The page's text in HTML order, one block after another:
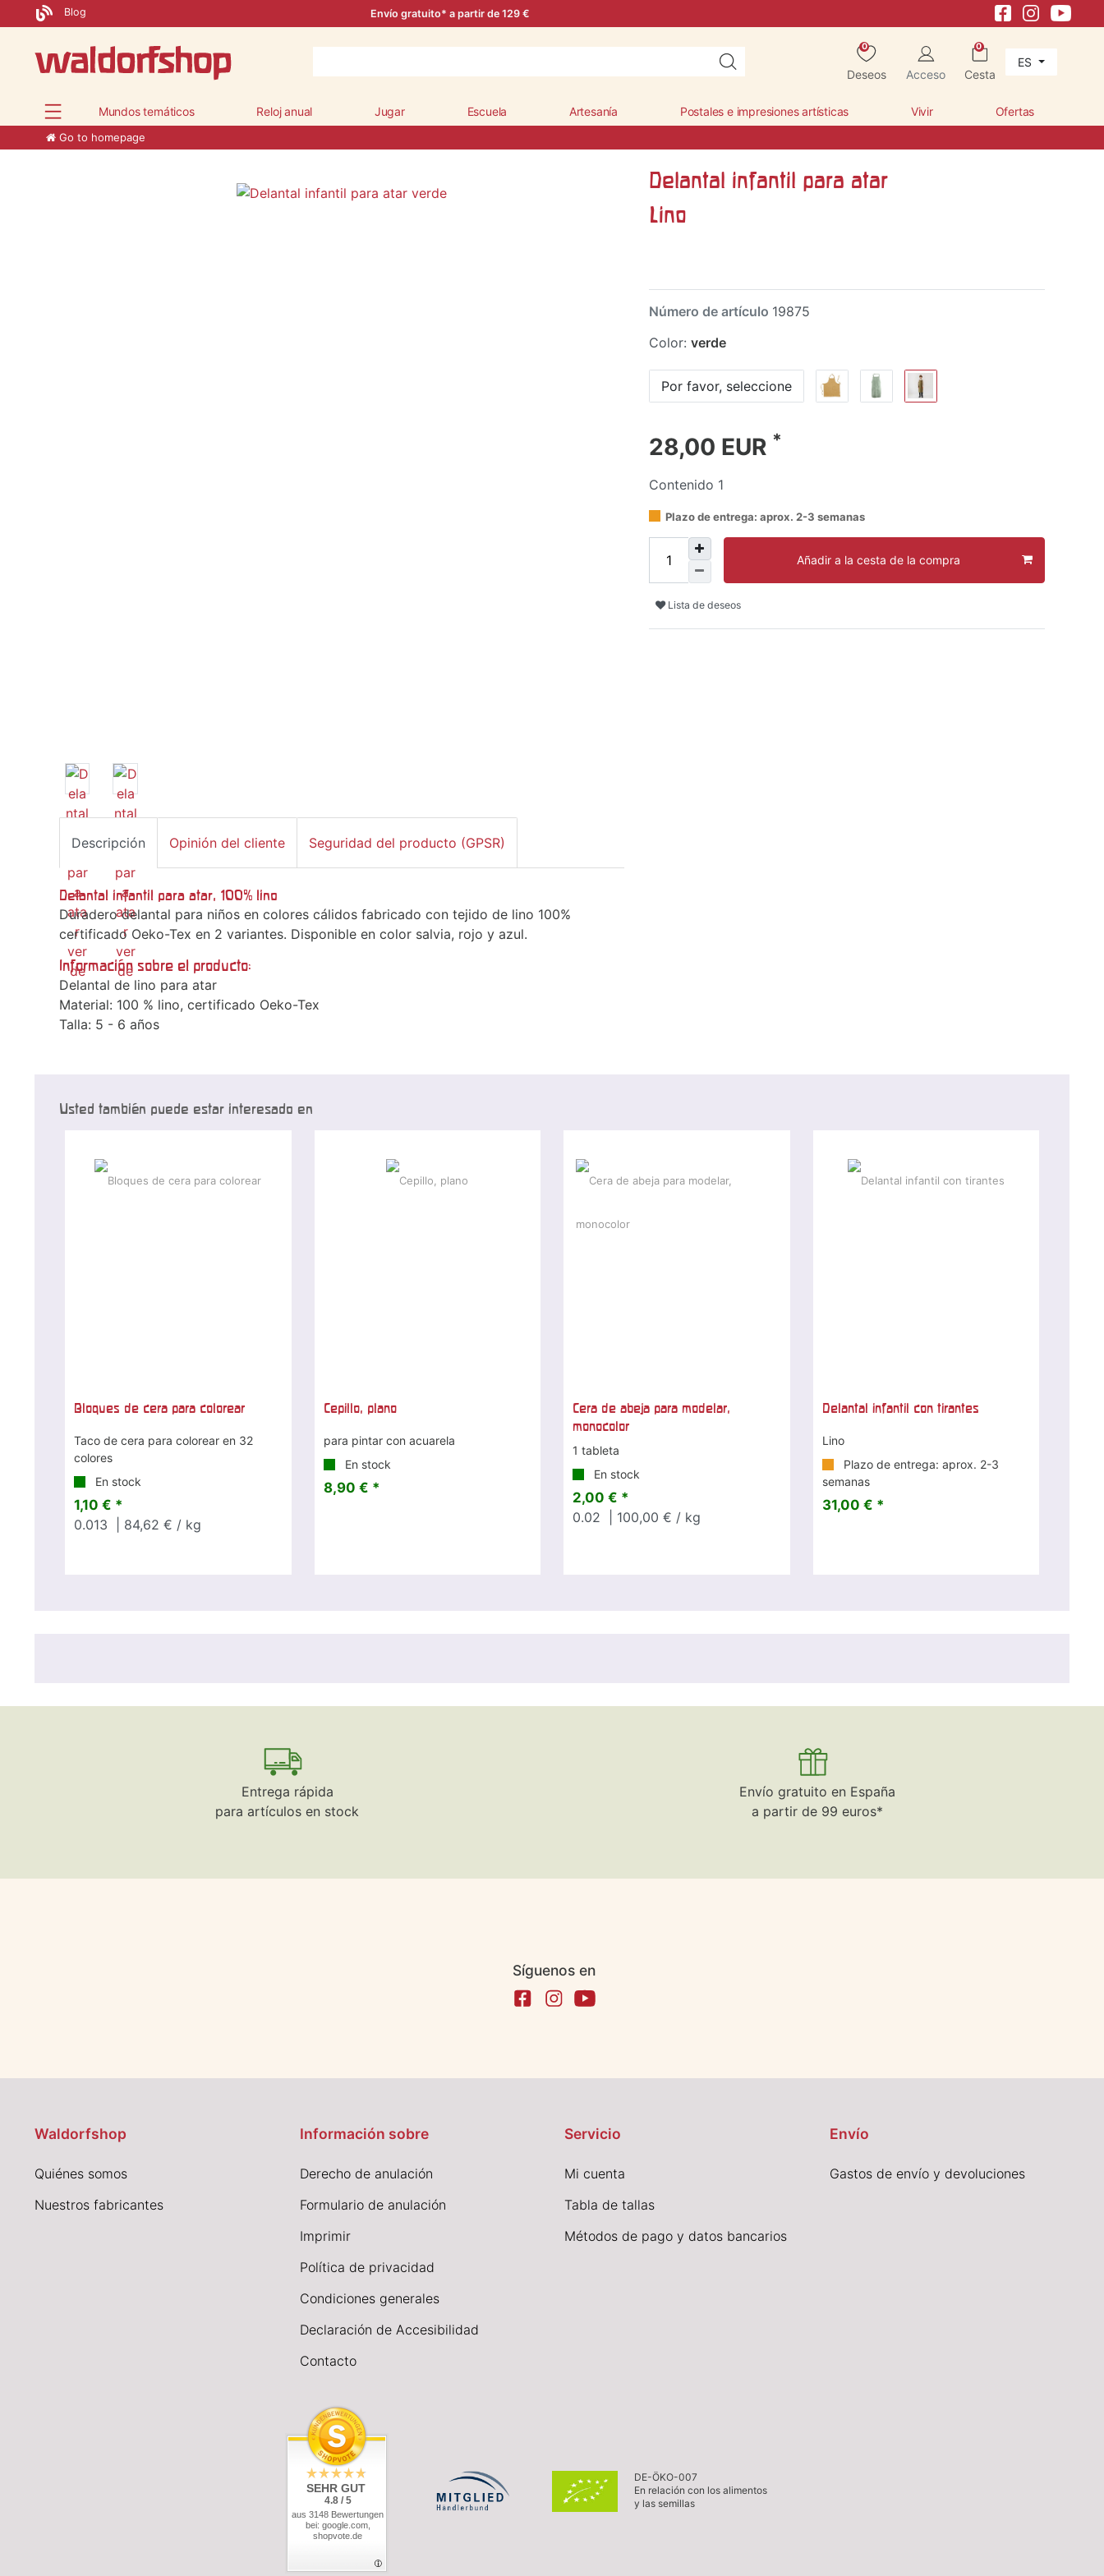
Blog Envío gratuito* a partir de 129 €
0
Deseos Acceso
0
Cesta
ES
Mundos temáticos Reloj anual Jugar Escuela Artesanía Postales e impresiones artísticas Vivir Ofertas
Go to homepage
Delantal infantil para atar
Lino
Número de artículo 19875
Color: verde
Por favor, seleccione
28,00 EUR *
Contenido 1
Plazo de entrega: aprox. 2-3 semanas
Añadir a la cesta de la compra
Lista de deseos
Descripción Opinión del cliente Seguridad del producto (GPSR)
Delantal infantil para atar, 100% lino
Duradero delantal para niños en colores cálidos fabricado con tejido de lino 100%
certificado Oeko-Tex en 2 variantes. Disponible en color salvia, rojo y azul.
Información sobre el producto:
Delantal de lino para atar
Material: 100 % lino, certificado Oeko-Tex
Talla: 5 - 6 años
Usted también puede estar interesado en
Bloques de cera para colorear
Taco de cera para colorear en 32
colores
En stock
1,10 € *
0.013
| 84,62 € / kg
Cepillo, plano
para pintar con acuarela
En stock
8,90 € *
Cera de abeja para modelar,
monocolor
1 tableta
En stock
2,00 € *
0.02
| 100,00 € / kg
Delantal infantil con tirantes
Lino
Plazo de entrega: aprox. 2-3
semanas
31,00 € *
Entrega rápida
para artículos en stock
Envío gratuito en España
a partir de 99 euros*
Síguenos en
Waldorfshop
Quiénes somos
Nuestros fabricantes
Información sobre
Derecho de anulación
Formulario de anulación
Imprimir
Política de privacidad
Condiciones generales
Declaración de Accesibilidad
Contacto
Servicio
Mi cuenta
Tabla de tallas
Métodos de pago y datos bancarios
Envío
Gastos de envío y devoluciones
SEHR GUT
4.8 / 5
aus 3148 Bewertungen
bei: google.com,
shopvote.de
DE-ÖKO-007
En relación con los alimentos
y las semillas